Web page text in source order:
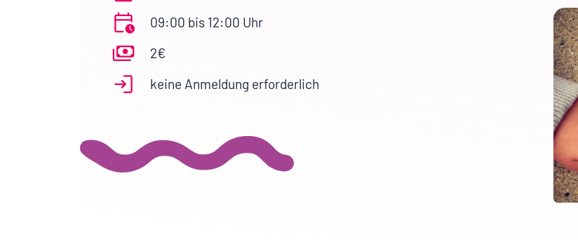
09:00 bis 12:00 Uhr
2€
keine Anmeldung erforderlich